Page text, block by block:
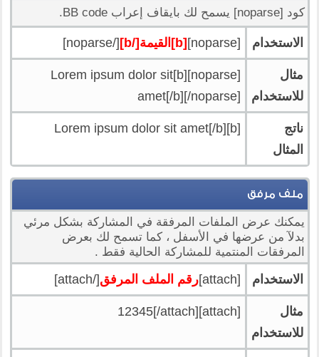
كود [noparse] يسمح لك بايقاف إعراب BB code.
الاستخدام [noparse] [b]القيمة[/b] [/noparse]
مثال
للاستخدام
[noparse][b]Lorem ipsum dolor sit
amet[/b][/noparse]
ناتج
المثال
[b]Lorem ipsum dolor sit amet[/b]
ملف مرفق
يمكنك عرض الملفات المرفقة في المشاركة بشكل مرئي
بدلآ من عرضها في الأسفل ، كما تسمح لك بعرض
المرفقات المنتمية للمشاركة الحالية فقط .
الاستخدام [attach] رقم الملف المرفق[/attach]
مثال
للاستخدام
[attach]12345[/attach]